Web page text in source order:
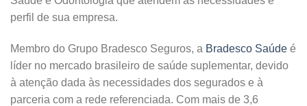
perfil de sua empresa.
Membro do Grupo Bradesco Seguros, a Bradesco Saúde é
líder no mercado brasileiro de saúde suplementar, devido
à atenção dada às necessidades dos segurados e à
parceria com a rede referenciada. Com mais de 3,6